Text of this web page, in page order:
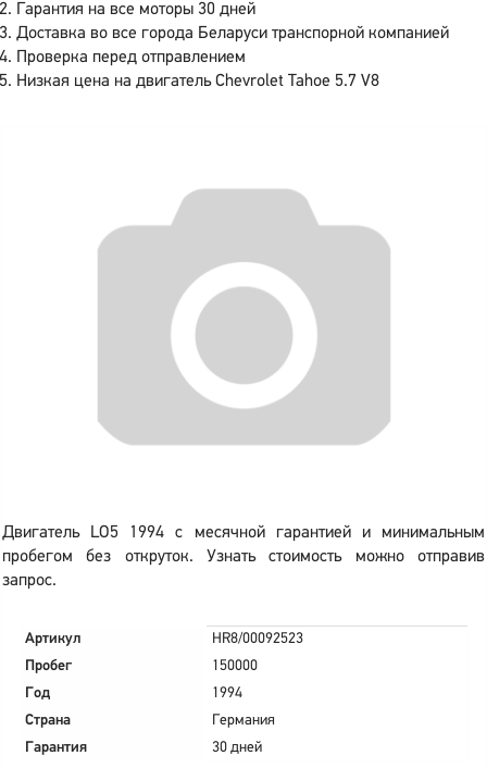
Гарантия на все моторы 30 дней
Доставка во все города Беларуси транспорной компанией
Проверка перед отправлением
Низкая цена на двигатель Chevrolet Tahoe 5.7 V8
Двигатель LO5 1994 с месячной гарантией и минимальным
пробегом без откруток. Узнать стоимость можно отправив
запрос.
Артикул
HR8/00092523
Пробег
150000
Год
1994
Страна
Германия
Гарантия
30 дней